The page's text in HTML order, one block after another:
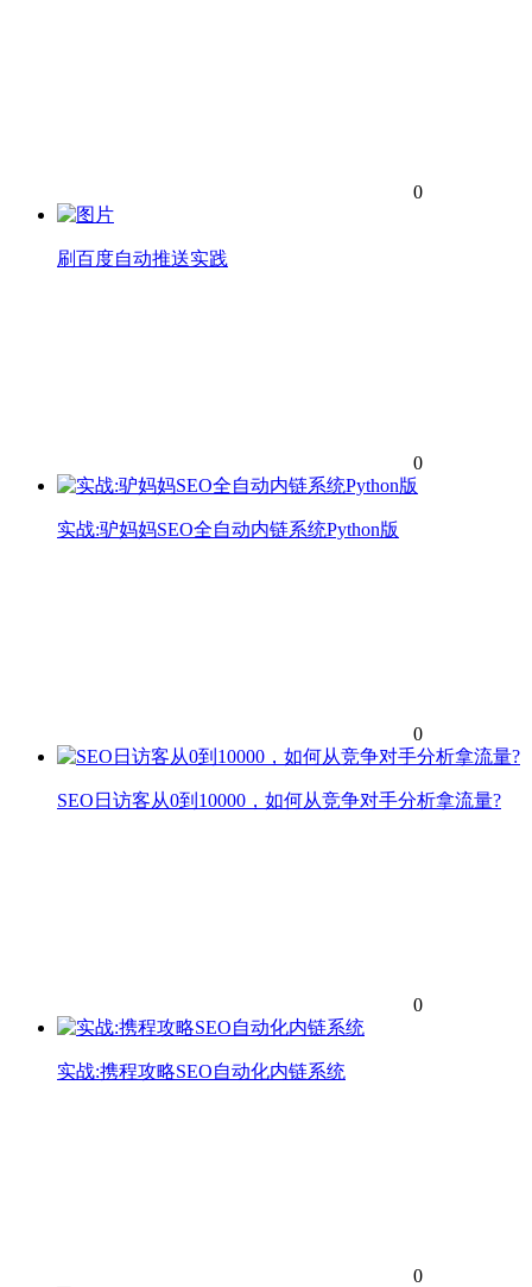
0
刷百度自动推送实践
0
实战:驴妈妈SEO全自动内链系统Python版
0
SEO日访客从0到10000，如何从竞争对手分析拿流量?
0
实战:携程攻略SEO自动化内链系统
0